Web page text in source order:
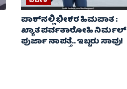
ಪಾಕ್‌ನಲ್ಲಿ ಭೀಕರ ಹಿಮಪಾತ :
ಖ್ಯಾತ ಪರ್ವತಾರೋಹಿ ನಿರ್ಮಲ್
ಪುರ್ಜಾ ನಾಪತ್ತೆ.. ಇಬ್ಬರು ಸಾವು!